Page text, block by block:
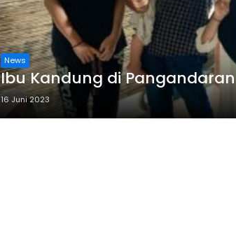
News
Ibu Kandung di
16 Juni 2023